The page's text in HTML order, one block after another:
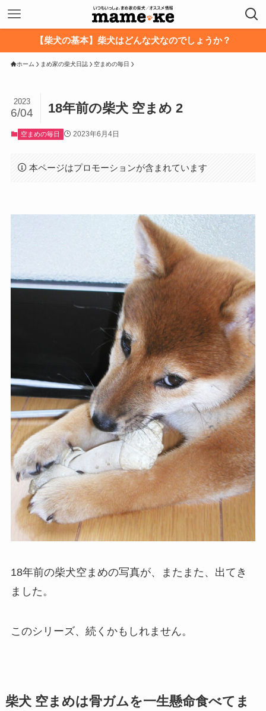
【柴犬の基本】柴犬はどんな犬なのでしょうか？
ホーム まめ家の柴犬日誌 空まめの毎日
18年前の柴犬 空まめ 2
2023
6/04
空まめの毎日 2023年6月4日
本ページはプロモーションが含まれています
18年前の柴犬空まめの写真が、またまた、出てき
ました。
このシリーズ、続くかもしれません。
柴犬 空まめは骨ガムを一生懸命食べてま